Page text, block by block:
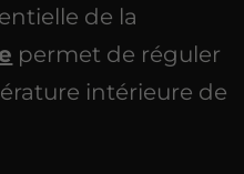
de la
permet de réguler
intérieure de